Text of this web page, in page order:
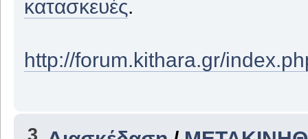
κατασκευές.
http://forum.kithara.gr/
3